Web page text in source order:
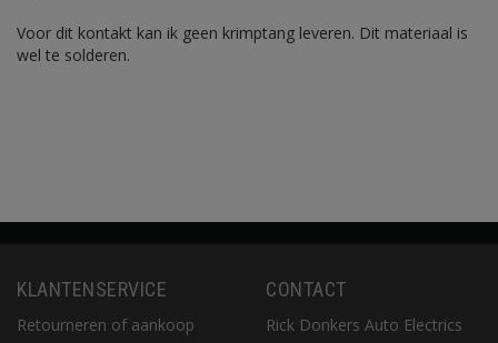
Voor dit kontakt kan ik geen krimptang leveren. Dit materiaal is
wel te solderen.
KLANTENSERVICE
Retourneren of aankoop
CONTACT
Rick Donkers Auto Electrics